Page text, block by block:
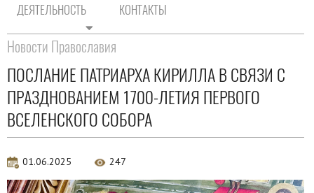
ДЕЯТЕЛЬНОСТЬ КОНТАКТЫ
Новости Православия
ПОСЛАНИЕ ПАТРИАРХА КИРИЛЛА В СВЯЗИ С
ПРАЗДНОВАНИЕМ 1700-ЛЕТИЯ ПЕРВОГО
ВСЕЛЕНСКОГО СОБОРА
01.06.2025 247